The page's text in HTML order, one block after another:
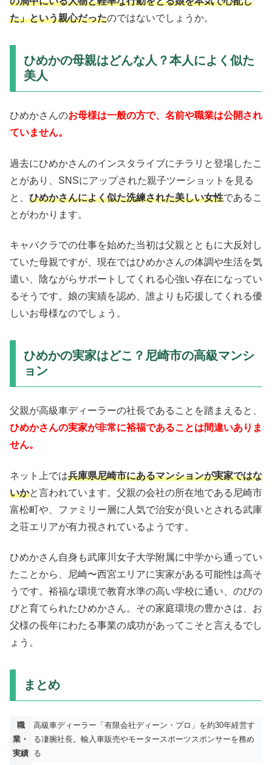
た」という親心だったのではないでしょうか。
ひめかの母親はどんな人？本人によく似た
美人
ひめかさんのお母様は一般の方で、名前や職業は公開され
ていません。
過去にひめかさんのインスタライブにチラリと登場したこ
とがあり、SNSにアップされた親子ツーショットを見る
と、 ひめかさんによく似た洗練された美しい女性であるこ
とがわかります。
キャバクラでの仕事を始めた当初は父親とともに大反対し
ていた母親ですが、現在ではひめかさんの体調や生活を気
遣い、陰ながらサポートしてくれる心強い存在になってい
るそうです。娘の実績を認め、誰よりも応援してくれる優
しいお母様なのでしょう。
ひめかの実家はどこ？尼崎市の高級マンシ
ョン
父親が高級車ディーラーの社長であることを踏まえると、
ひめかさんの実家が非常に裕福であることは間違いありま
せん。
ネット上では兵庫県尼崎市にあるマンションが実家ではな
いかと言われています。父親の会社の所在地である尼崎市
富松町や、ファミリー層に人気で治安が良いとされる武庫
之荘エリアが有力視されているようです。
ひめかさん自身も武庫川女子大学附属に中学から通ってい
たことから、尼崎〜西宮エリアに実家がある可能性は高そ
うです。裕福な環境で教育水準の高い学校に通い、のびの
びと育てられたひめかさん。その家庭環境の豊かさは、お
父様の長年にわたる事業の成功があってこそと言えるでし
ょう。
まとめ
職
業・
実績
高級車ディーラー「有限会社ディーン・プロ」を約30年経営す
る凄腕社長。輸入車販売やモータースポーツスポンサーを務め
る